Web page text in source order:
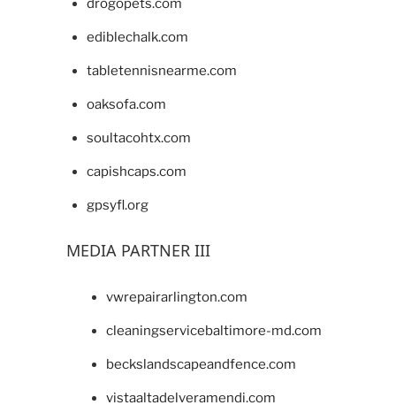
drogopets.com
ediblechalk.com
tabletennisnearme.com
oaksofa.com
soultacohtx.com
capishcaps.com
gpsyfl.org
MEDIA PARTNER III
vwrepairarlington.com
cleaningservicebaltimore-md.com
beckslandscapeandfence.com
vistaaltadelveramendi.com